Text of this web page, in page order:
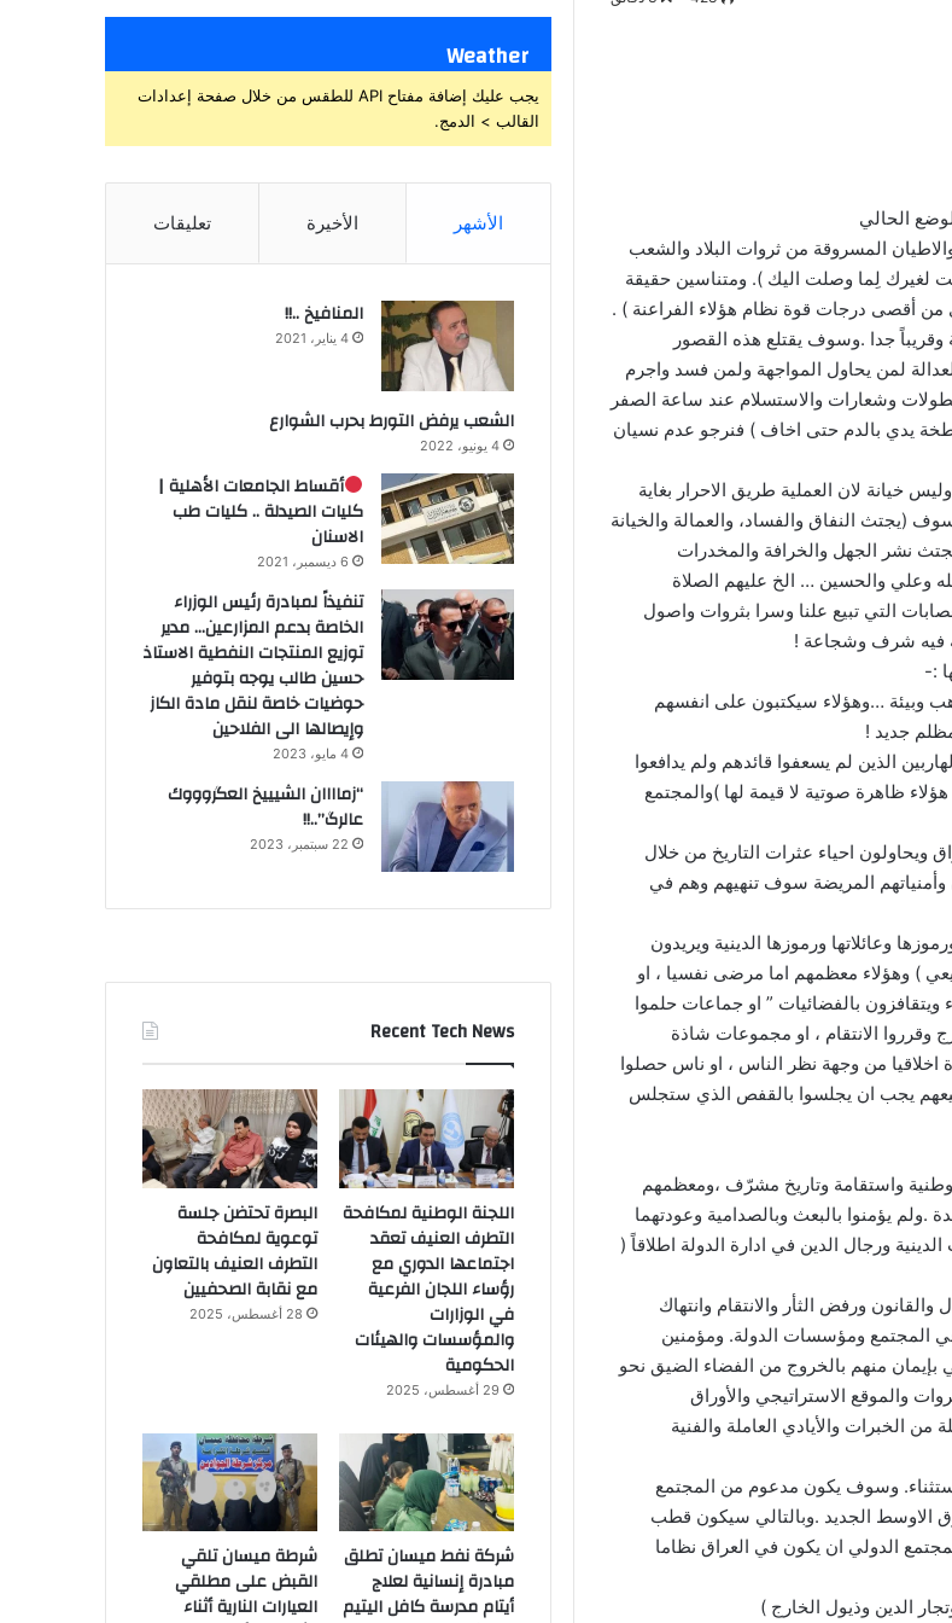
الحالي
المسروقة من ثروات البلاد والشعب
لغيرك لِما وصلت اليك ). ومتناسين حقيقة
أقصى درجات قوة نظام هؤلاء الفراعنة ) .
جدا .وسوف يقتلع هذه القصور
لمن يحاول المواجهة ولمن فسد واجرم
وشعارات والاستسلام عند ساعة الصفر
يدي بالدم حتى اخاف ) فنرجو عدم نسيان
خيانة لان العملية طريق الاحرار بغاية
(يجتث النفاق والفساد، والعمالة والخيانة
نشر الجهل والخرافة والمخدرات
وعلي والحسين … الخ عليهم الصلاة
التي تبيع علنا وسرا بثروات واصول
فيه شرف وشجاعة !
:-
وبيئة …وهؤلاء سيكتبون على انفسهم
جديد !
الذين لم يسعفوا قائدهم ولم يدافعوا
ظاهرة صوتية لا قيمة لها )والمجتمع
احياء عثرات التاريخ من خلال
وأمنياتهم المريضة سوف تنهيهم وهم في
وعائلاتها ورموزها الدينية ويريدون
) وهؤلاء معظمهم اما مرضى نفسيا ، او
بالفضائيات ” او جماعات حلموا
وقرروا الانتقام ، او مجموعات شاذة
اخلاقيا من وجهة نظر الناس ، او ناس حصلوا
يجب ان يجلسوا بالقفص الذي ستجلس
واستقامة وتاريخ مشرّف ،ومعظمهم
محترمة . ولم يتلوثوا بحقبة الـ ٢٢ سنة الفاسدة .ولم يؤمنوا بالبعث وبالصدامية وعودتهما
ورجال الدين في ادارة الدولة اطلاقاً (
ورفض الثأر والانتقام وانتهاك
المجتمع ومؤسسات الدولة. ومؤمنين
بإيمان منهم بالخروج من الفضاء الضيق نحو
والموقع الاستراتيجي والأوراق
الخبرات والأيادي العاملة والفنية
وسوف يكون مدعوم من المجتمع
الاوسط الجديد .وبالتالي سيكون قطب
الدولي ان يكون في العراق نظاما
الدين وذيول الخارج )
Weather
يجب عليك إضافة مفتاح API للطقس من خلال صفحة إعدادات
القالب > الدمج.
الأشهر الأخيرة تعليقات
المنافيخ ..!!
4 يناير، 2021
الشعب يرفض التورط بحرب الشوارع
4 يونيو، 2022
أقساط الجامعات الأهلية |
كليات الصيدلة .. كليات طب
الاسنان
6 ديسمبر، 2021
تنفيذاً لمبادرة رئيس الوزراء
الخاصة بدعم المزارعين… مدير
توزيع المنتجات النفطية الاستاذ
حسين طالب يوجه بتوفير
حوضيات خاصة لنقل مادة الكاز
وإيصالها الى الفلاحين
4 مايو، 2023
“زماااان الشيييخ العگروووك
عالرگ”..!!
22 سبتمبر، 2023
Recent Tech News
اللجنة الوطنية لمكافحة
التطرف العنيف تعقد
اجتماعها الدوري مع
رؤساء اللجان الفرعية
في الوزارات
والمؤسسات والهيئات
الحكومية
29 أغسطس، 2025
البصرة تحتضن جلسة
توعوية لمكافحة
التطرف العنيف بالتعاون
مع نقابة الصحفيين
28 أغسطس، 2025
شركة نفط ميسان تطلق
مبادرة إنسانية لعلاج
أيتام مدرسة كافل اليتيم
شرطة ميسان تلقي
القبض على مطلقي
العيارات النارية أثناء